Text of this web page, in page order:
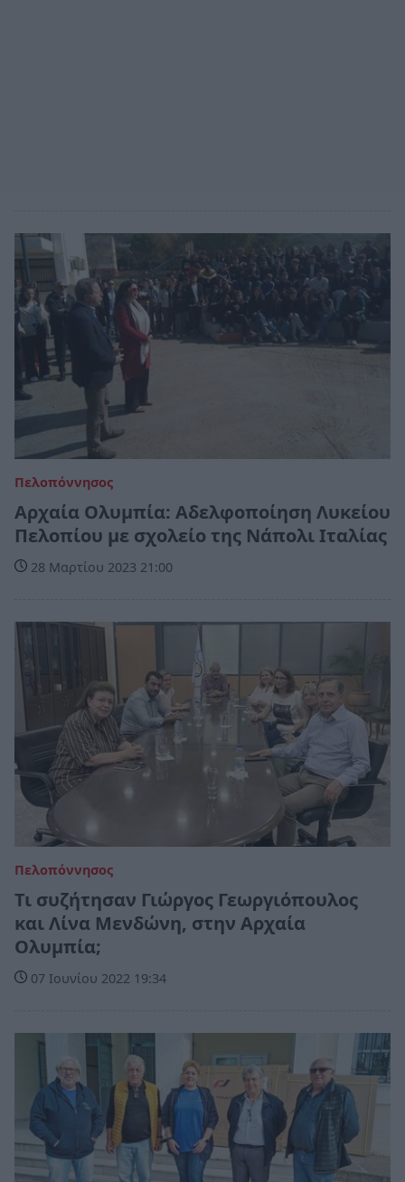
Πελοπόννησος
Αρχαία Ολυμπία: Αδελφοποίηση Λυκείου
Πελοπίου με σχολείο της Νάπολι Ιταλίας
28 Μαρτίου 2023 21:00
Πελοπόννησος
Τι συζήτησαν Γιώργος Γεωργιόπουλος
και Λίνα Μενδώνη, στην Αρχαία
Ολυμπία;
07 Ιουνίου 2022 19:34